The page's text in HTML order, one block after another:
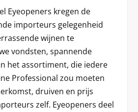
Eyeopeners kregen de
importeurs gelegenheid
wijnen te
vondsten, spannende
het assortiment, die iedere
Professional zou moeten
druiven en prijs
zelf. Eyeopeners deel